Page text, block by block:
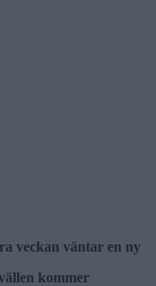
veckan väntar en ny
kommer